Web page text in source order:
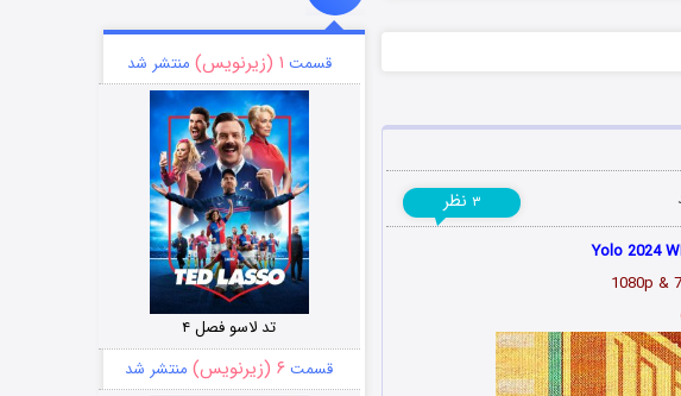
۳ نظر
قسمت ۱ (زیرنویس) منتشر شد
تد لاسو فصل ۴
قسمت ۶ (زیرنویس) منتشر شد